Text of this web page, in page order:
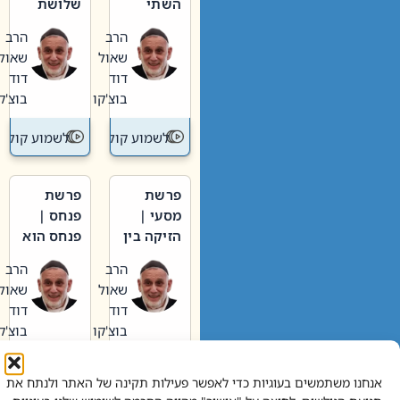
אנחנו משתמשים בעוגיות כדי לאפשר פעילות תקינה של האתר ולנתח את
וערב של
חיינו
הרב
שאול
דוד
בוצ'קו
לשמוע קול תורה – מדרש
האבות
הרב
שאול
דוד
בוצ'קו
לשמוע קול
פרשת
מסעי |
הזיקה בין
הגדול לעם הרב
שאול
דוד
בוצ'קו
לשמוע קול תורה – מדרש
פרשת
פנחס |
פנחס הוא
אליהו: בין
קנאות
הורסת
לקנאות
בונה
הרב
שאול
דוד
בוצ'קו
לשמוע קול